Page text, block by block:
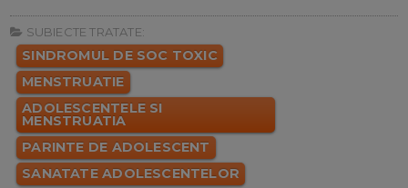
SUBIECTE TRATATE:
SINDROMUL DE SOC TOXIC
MENSTRUATIE
ADOLESCENTELE SI
MENSTRUATIA
PARINTE DE ADOLESCENT
SANATATE ADOLESCENTELOR